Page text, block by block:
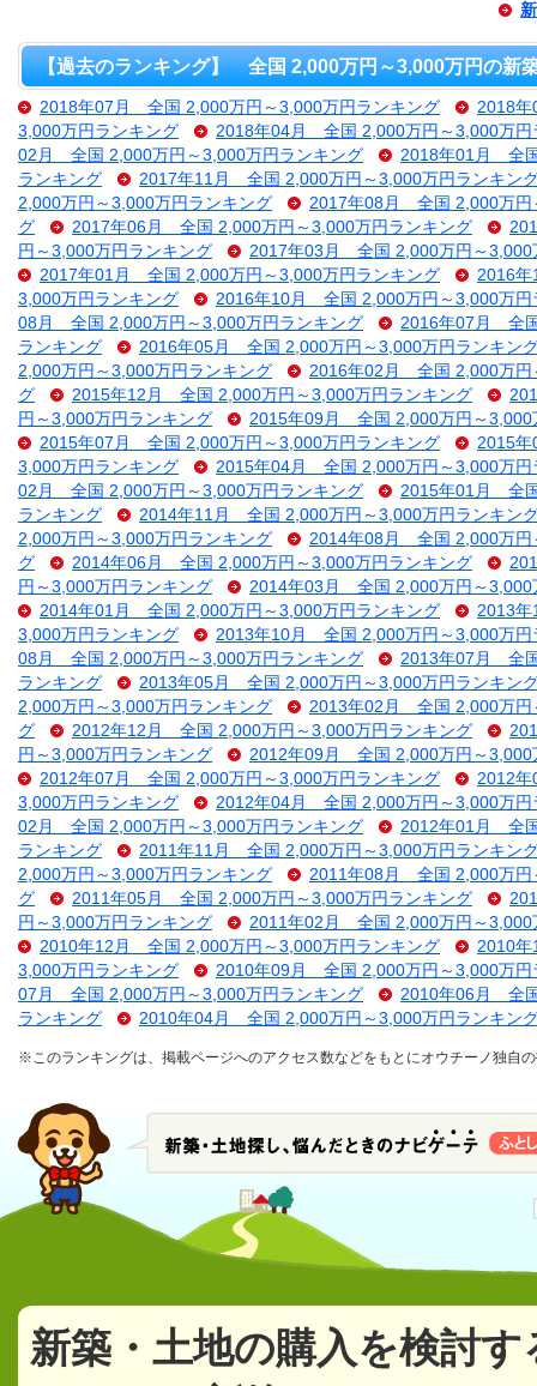
【過去のランキング】 全国 2,000万円～3,000万円の新
2018年07月 全国 2,000万円～3,000万円ランキング
2018
3,000万円ランキング
2018年04月 全国 2,000万円～3,000万円
02月 全国 2,000万円～3,000万円ランキング
2018年01月 全
ランキング
2017年11月 全国 2,000万円～3,000万円ランキン
2,000万円～3,000万円ランキング
2017年08月 全国 2,000万円
グ
2017年06月 全国 2,000万円～3,000万円ランキング
円～3,000万円ランキング
2017年03月 全国 2,000万円～3,000
2017年01月 全国 2,000万円～3,000万円ランキング
2016
3,000万円ランキング
2016年10月 全国 2,000万円～3,000万円
08月 全国 2,000万円～3,000万円ランキング
2016年07月 全
ランキング
2016年05月 全国 2,000万円～3,000万円ランキン
2,000万円～3,000万円ランキング
2016年02月 全国 2,000万円
グ
2015年12月 全国 2,000万円～3,000万円ランキング
円～3,000万円ランキング
2015年09月 全国 2,000万円～3,000
2015年07月 全国 2,000万円～3,000万円ランキング
2015
3,000万円ランキング
2015年04月 全国 2,000万円～3,000万円
02月 全国 2,000万円～3,000万円ランキング
2015年01月 全
ランキング
2014年11月 全国 2,000万円～3,000万円ランキン
2,000万円～3,000万円ランキング
2014年08月 全国 2,000万円
グ
2014年06月 全国 2,000万円～3,000万円ランキング
円～3,000万円ランキング
2014年03月 全国 2,000万円～3,000
2014年01月 全国 2,000万円～3,000万円ランキング
2013
3,000万円ランキング
2013年10月 全国 2,000万円～3,000万円
08月 全国 2,000万円～3,000万円ランキング
2013年07月 全
ランキング
2013年05月 全国 2,000万円～3,000万円ランキン
2,000万円～3,000万円ランキング
2013年02月 全国 2,000万円
グ
2012年12月 全国 2,000万円～3,000万円ランキング
円～3,000万円ランキング
2012年09月 全国 2,000万円～3,000
2012年07月 全国 2,000万円～3,000万円ランキング
2012
3,000万円ランキング
2012年04月 全国 2,000万円～3,000万円
02月 全国 2,000万円～3,000万円ランキング
2012年01月 全
ランキング
2011年11月 全国 2,000万円～3,000万円ランキン
2,000万円～3,000万円ランキング
2011年08月 全国 2,000万円
グ
2011年05月 全国 2,000万円～3,000万円ランキング
円～3,000万円ランキング
2011年02月 全国 2,000万円～3,000
2010年12月 全国 2,000万円～3,000万円ランキング
2010
3,000万円ランキング
2010年09月 全国 2,000万円～3,000万円
07月 全国 2,000万円～3,000万円ランキング
2010年06月 全
ランキング
2010年04月 全国 2,000万円～3,000万円ランキン
※このランキングは、掲載ページへのアクセス数などをもとにオウチーノ独自
新築・土地の購入を検討